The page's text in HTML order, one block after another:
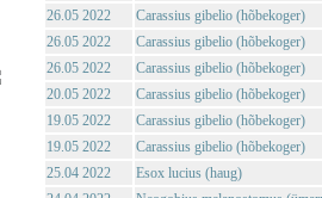
26.05 2022
Carassius gibelio (hõbekoger)
26.05 2022
Carassius gibelio (hõbekoger)
26.05 2022
Carassius gibelio (hõbekoger)
20.05 2022
Carassius gibelio (hõbekoger)
19.05 2022
Carassius gibelio (hõbekoger)
19.05 2022
Carassius gibelio (hõbekoger)
25.04 2022
Esox lucius (haug)